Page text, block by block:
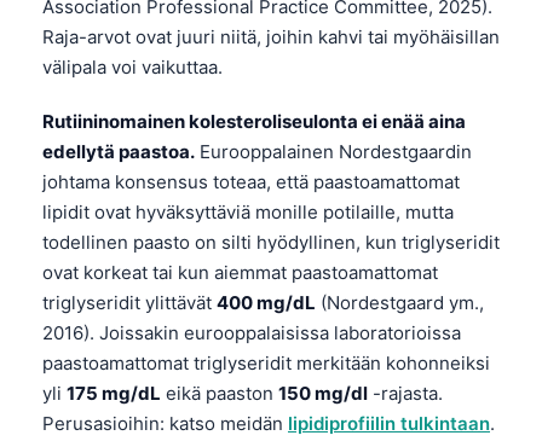
Association Professional Practice Committee, 2025).
Raja-arvot ovat juuri niitä, joihin kahvi tai myöhäisillan
välipala voi vaikuttaa.
Rutiininomainen kolesteroliseulonta ei enää aina
edellytä paastoa. Eurooppalainen Nordestgaardin
johtama konsensus toteaa, että paastoamattomat
lipidit ovat hyväksyttäviä monille potilaille, mutta
todellinen paasto on silti hyödyllinen, kun triglyseridit
ovat korkeat tai kun aiemmat paastoamattomat
triglyseridit ylittävät 400 mg/dL (Nordestgaard ym.,
2016). Joissakin eurooppalaisissa laboratorioissa
paastoamattomat triglyseridit merkitään kohonneiksi
yli 175 mg/dL eikä paaston 150 mg/dl -rajasta.
Perusasioihin: katso meidän lipidiprofiilin tulkintaan.